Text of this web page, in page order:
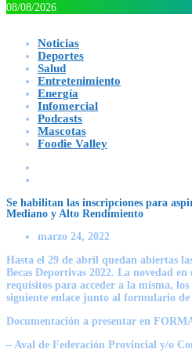
08/08/2026
Noticias
Deportes
Salud
Entretenimiento
Energía
Infomercial
Podcasts
Mascotas
Foodie Valley
Se habilitan las inscripciones para
Mediano y Alto Rendimiento
marzo 24, 2022
Hasta el 29 de abril quedan abiertas
Becas Deportivas 2022. La novedad en
requisitos para acceder a la misma,
siguiente enlace junto al formulario
Documentación a presentar en
– Aval de Federación Provincial y/o